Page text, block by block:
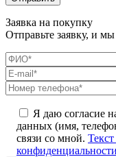
Заявка на покупку
Отправьте заявку, и
Я даю согласие
данных (имя,
связи со мной. Текст
конфиденциальности